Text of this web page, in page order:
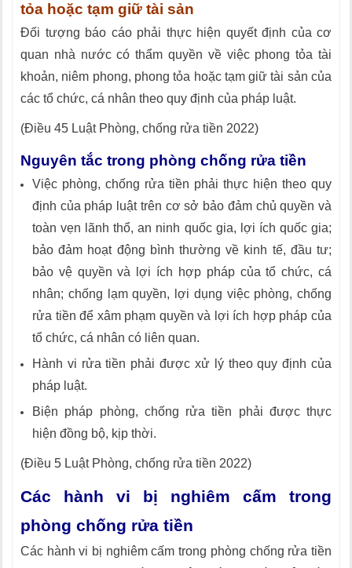
tỏa hoặc tạm giữ tài sản
Đối tượng báo cáo phải thực hiện quyết định của cơ
quan nhà nước có thẩm quyền về việc phong tỏa tài
khoản, niêm phong, phong tỏa hoặc tạm giữ tài sản của
các tổ chức, cá nhân theo quy định của pháp luật.
(Điều 45 Luật Phòng, chống rửa tiền 2022)
Nguyên tắc trong phòng chống rửa tiền
Việc phòng, chống rửa tiền phải thực hiện theo quy
định của pháp luật trên cơ sở bảo đảm chủ quyền và
toàn vẹn lãnh thổ, an ninh quốc gia, lợi ích quốc gia;
bảo đảm hoạt động bình thường về kinh tế, đầu tư­;
bảo vệ quyền và lợi ích hợp pháp của tổ chức, cá
nhân; chống lạm quyền, lợi dụng việc phòng, chống
rửa tiền để xâm phạm quyền và lợi ích hợp pháp của
tổ chức, cá nhân có liên quan.
Hành vi rửa tiền phải được xử lý theo quy định của
pháp luật.
Biện pháp phòng, chống rửa tiền phải được thực
hiện đồng bộ, kịp thời.
(Điều 5 Luật Phòng, chống rửa tiền 2022)
Các hành vi bị nghiêm cấm trong
phòng chống rửa tiền
Các hành vi bị nghiêm cấm trong phòng chống rửa tiền